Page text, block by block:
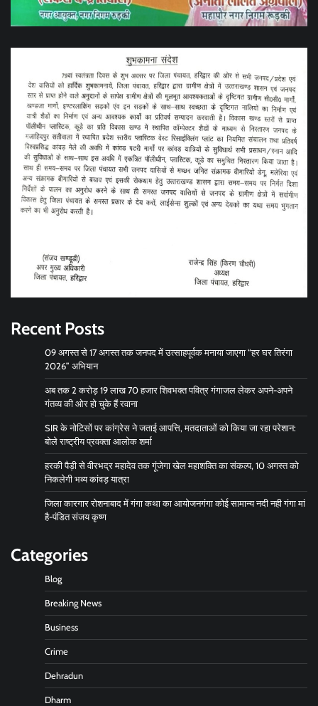
Recent Posts
09 अगस्त से 17 अगस्त तक जनपद में उत्साहपूर्वक मनाया जाएगा “हर घर तिरंगा
2026” अभियान
अब तक 2 करोड़ 19 लाख 70 हजार शिवभक्त पवित्र गंगाजल लेकर अपने-अपने
गंतव्य की ओर हो चुके हैं रवाना
SIR के नोटिसों पर कांग्रेस ने जताई आपत्ति, मतदाताओं को किया जा रहा परेशान:
बोले राष्ट्रीय प्रवक्ता आलोक शर्मा
हरकी पैड़ी से वीरभद्र महादेव तक गूंजेगा खेल महाशक्ति का संकल्प, 10 अगस्त को
निकलेगी भव्य कांवड़ यात्रा
जिला कारगार रोशनाबाद में गंगा कथा का आयोजनगंगा कोई सामान्य नदी नही गंगा मां
है-पंडित संजय कृष्ण
Categories
Blog
Breaking News
Business
Crime
Dehradun
Dharm